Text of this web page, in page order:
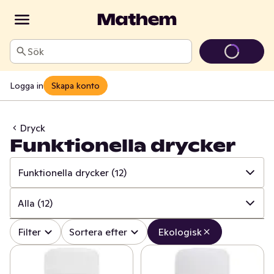
Sök
Logga in Skapa konto
Dryck
Funktionella drycker
Funktionella drycker (12)
✓ Alla (144)
✓ (1)
Alkoholfritt vin (1)
Alla (12)
✓ Alla (12)
Filter Sortera efter Ekologisk